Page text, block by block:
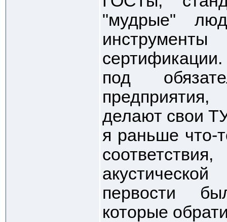
"мудрые"
под
делают свои
я раньше что-
первости
которые